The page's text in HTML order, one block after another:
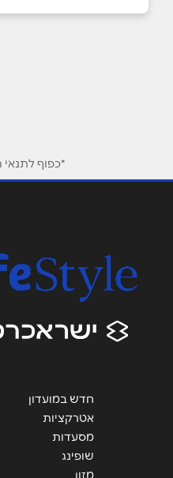
באתר
אנא חזרו אלי בקשר ל...
*כפוף
חדש במועדון
אטרקציות
מסעדות
שופינג
מזון